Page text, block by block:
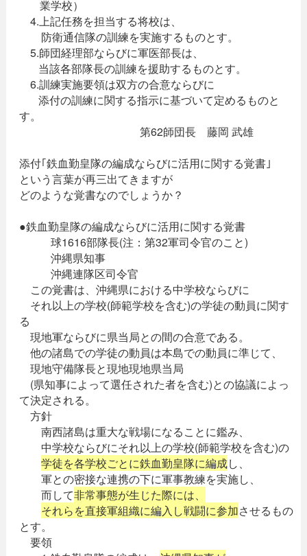
業学校）
4.上記任務を担当する将校は、
防衛通信隊の訓練を実施するものとす。
5.師団経理部ならびに軍医部長は、
当該各部隊長の訓練を援助するものとす。
6.訓練実施要領は双方の合意ならびに
添付の訓練に関する指示に基づいて定めるものと
す。
第62師団長 藤岡 武雄
添付｢鉄血勤皇隊の編成ならびに活用に関する覚書｣
という言葉が再三出てきますが
どのような覚書なのでしょうか？
●鉄血勤皇隊の編成ならびに活用に関する覚書
球1616部隊長(注：第32軍司令官のこと)
沖縄県知事
沖縄連隊区司令官
この覚書は、沖縄県における中学校ならびに
それ以上の学校(師範学校を含む)の学徒の動員に関す
る
現地軍ならびに県当局との間の合意である。
他の諸島での学徒の動員は本島での動員に準じて、
現地守備隊長と現地現地県当局
(県知事によって選任された者を含む)との協議によっ
て決定される。
方針
南西諸島は重大な戦場になることに鑑み、
中学校ならびにそれ以上の学校(師範学校を含む)の
学徒を各学校ごとに鉄血勤皇隊に編成し、
軍との密接な連携の下に軍事教練を実施し、
而して非常事態が生じた際には、
それらを直接軍組織に編入し戦闘に参加させるもの
とす。
要領